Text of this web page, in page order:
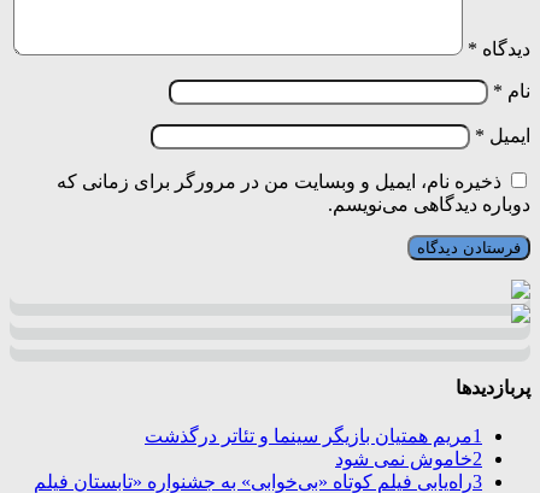
دیدگاه *
نام *
ایمیل *
ذخیره نام، ایمیل و وبسایت من در مرورگر برای زمانی که
دوباره دیدگاهی می‌نویسم.
پربازدیدها
1مریم همتیان بازیگر سینما و تئاتر درگذشت
2خاموش نمی شود
3راه‌یابی فیلم کوتاه «بی‌خوابی» به جشنواره «تابستان فیلم